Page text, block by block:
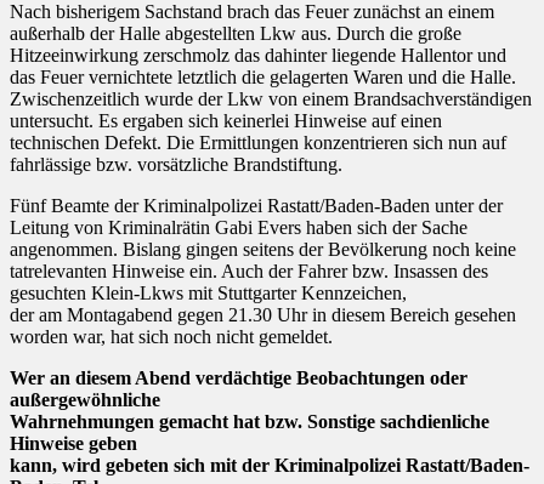
Nach bisherigem Sachstand brach das Feuer zunächst an einem
außerhalb der Halle abgestellten Lkw aus. Durch die große
Hitzeeinwirkung zerschmolz das dahinter liegende Hallentor und
das Feuer vernichtete letztlich die gelagerten Waren und die Halle.
Zwischenzeitlich wurde der Lkw von einem Brandsachverständigen
untersucht. Es ergaben sich keinerlei Hinweise auf einen
technischen Defekt. Die Ermittlungen konzentrieren sich nun auf
fahrlässige bzw. vorsätzliche Brandstiftung.
Fünf Beamte der Kriminalpolizei Rastatt/Baden-Baden unter der
Leitung von Kriminalrätin Gabi Evers haben sich der Sache
angenommen. Bislang gingen seitens der Bevölkerung noch keine
tatrelevanten Hinweise ein. Auch der Fahrer bzw. Insassen des
gesuchten Klein-Lkws mit Stuttgarter Kennzeichen,
der am Montagabend gegen 21.30 Uhr in diesem Bereich gesehen
worden war, hat sich noch nicht gemeldet.
Wer an diesem Abend verdächtige Beobachtungen oder
außergewöhnliche
Wahrnehmungen gemacht hat bzw. Sonstige sachdienliche
Hinweise geben
kann, wird gebeten sich mit der Kriminalpolizei Rastatt/Baden-